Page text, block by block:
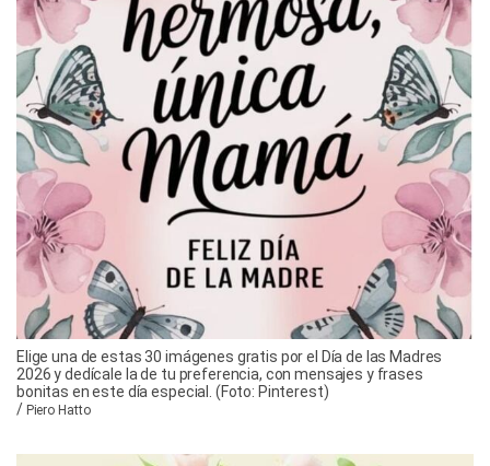
Elige una de estas 30 imágenes gratis por el Día de las Madres
2026 y dedícale la de tu preferencia, con mensajes y frases
bonitas en este día especial. (Foto: Pinterest)
/ Piero Hatto